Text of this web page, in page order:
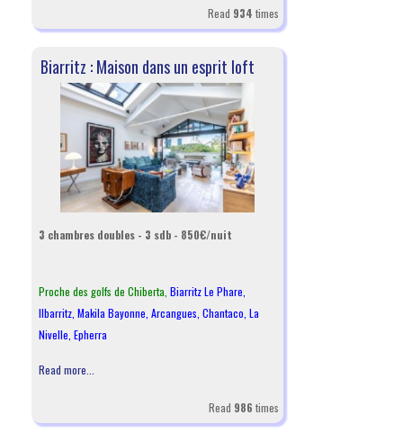
Read 934 times
Biarritz : Maison dans un esprit loft
3 chambres doubles - 3 sdb - 850€/nuit
Proche des golfs de Chiberta, Biarritz Le Phare
Ilbarritz, Makila Bayonne Arcangues Chantaco La
Nivelle Epherra
Read more...
Read 986 times